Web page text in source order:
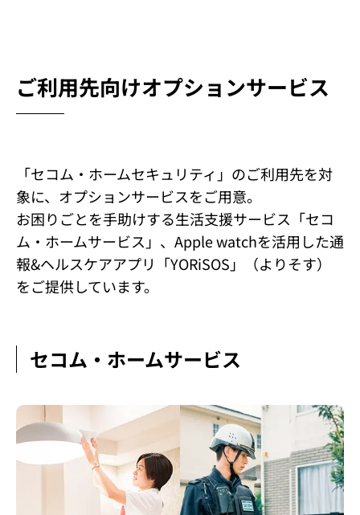
ご利用先向けオプションサービス
「セコム・ホームセキュリティ」のご利用先を対
象に、オプションサービスをご用意。
お困りごとを手助けする生活支援サービス「セコ
ム・ホームサービス」、Apple watchを活用した通
報&ヘルスケアアプリ「YORiSOS」（よりそす）
をご提供しています。
セコム・ホームサービス